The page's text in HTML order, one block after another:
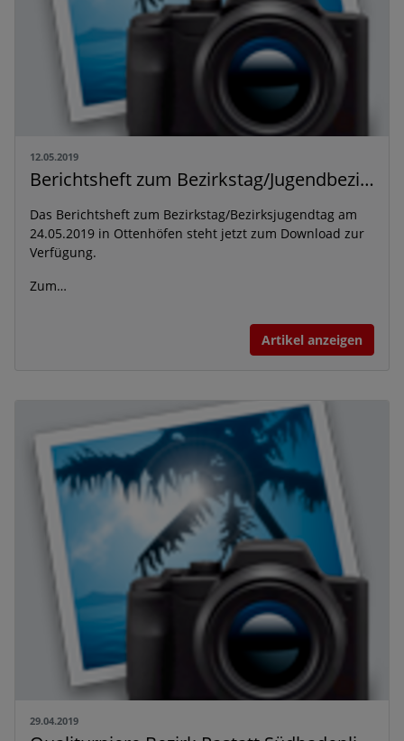
12.05.2019
Berichtsheft zum Bezirkstag/Jugendbezirkstag
Das Berichtsheft zum Bezirkstag/Bezirksjugendtag am
24.05.2019 in Ottenhöfen steht jetzt zum Download zur
Verfügung.
Zum…
Artikel anzeigen
29.04.2019